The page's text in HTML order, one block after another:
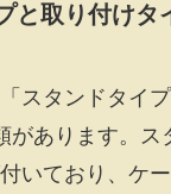
と取り付けタ
スタンドタイ
があります。ス
いており、ケ